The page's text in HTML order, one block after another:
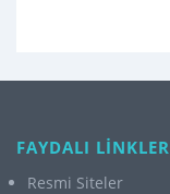
FAYDALI LİNKLER
Resmi Siteler